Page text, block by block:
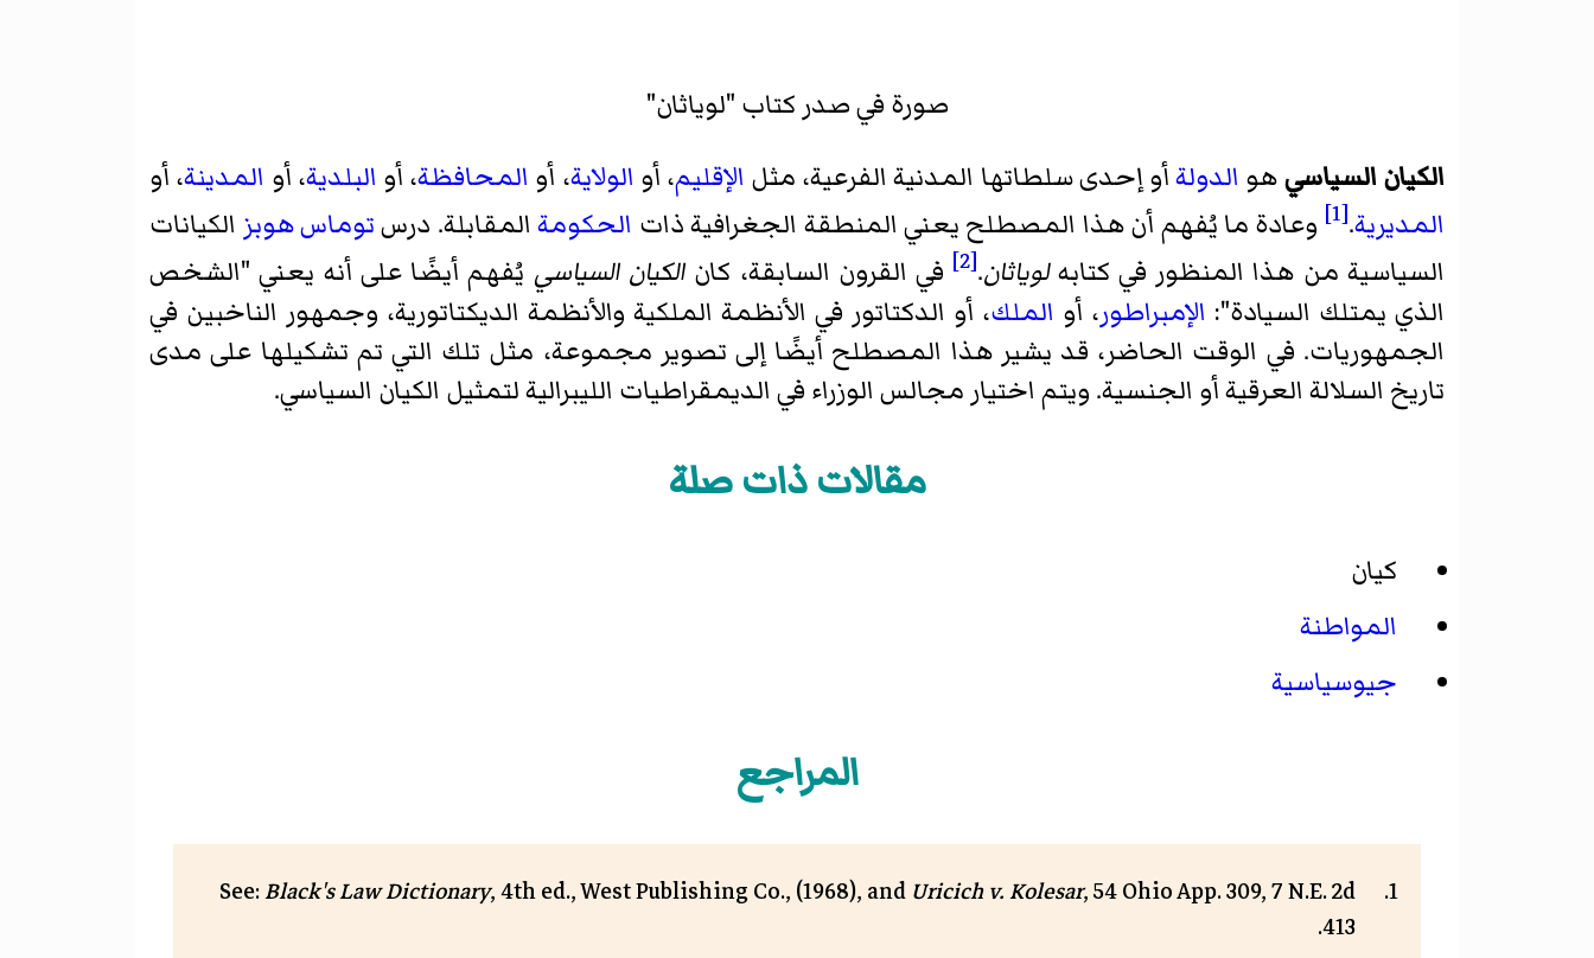
صورة في صدر كتاب "لوياثان"
الكيان السياسيهو الدولةأو إحدى سلطاتها المدنية الفرعية، مثل الإقليم، أو الولاية، أو المحافظة، أو البلدية، أو المدينة، أو
المديرية.
[1] وعادة ما يُفهم أن هذا المصطلح يعني المنطقة الجغرافية ذات الحكومةالمقابلة. درستوماس هوبز الكيانات
السياسية من هذا المنظور في كتابهلوياثان.
[2] في القرون السابقة، كان الكيان السياسي يُفهم أيضًا على أنه يعني "الشخص
الذي يمتلك السيادة": الإمبراطور، أو الملك، أو الدكتاتور في الأنظمة الملكية والأنظمة الديكتاتورية، وجمهور الناخبين في
الجمهوريات. في الوقت الحاضر، قد يشير هذا المصطلح أيضًا إلى تصوير مجموعة، مثل تلك التي تم تشكيلها على مدى
تاريخ السلالة العرقية أو الجنسية. ويتم اختيار مجالس الوزراء في الديمقراطيات الليبرالية لتمثيل الكيان السياسي.
مقالات ذات صلة
كيان
المواطنة
جيوسياسية
المراجع
See:Black's Law Dictionary, 4th ed., West Publishing Co., (1968), and Uricich v. Kolesar, 54 Ohio App. 309, 7 N.E. 2d
413.